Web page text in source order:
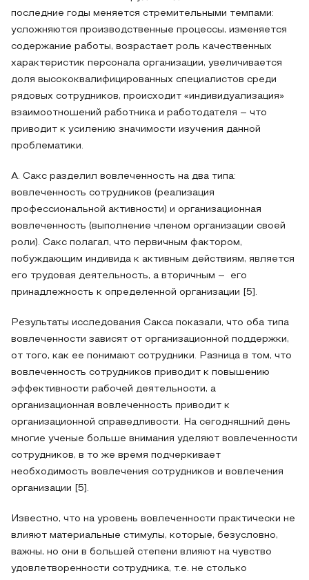
последние годы меняется стремительными темпами:
усложняются производственные процессы, изменяется
содержание работы, возрастает роль качественных
характеристик персонала организации, увеличивается
доля высококвалифицированных специалистов среди
рядовых сотрудников, происходит «индивидуализация»
взаимоотношений работника и работодателя – что
приводит к усилению значимости изучения данной
проблематики.
А. Сакс разделил вовлеченность на два типа:
вовлеченность сотрудников (реализация
профессиональной активности) и организационная
вовлеченность (выполнение членом организации своей
роли). Сакс полагал, что первичным фактором,
побуждающим индивида к активным действиям, является
его трудовая деятельность, а вторичным – его
принадлежность к определенной организации [5].
Результаты исследования Сакса показали, что оба типа
вовлеченности зависят от организационной поддержки,
от того, как ее понимают сотрудники. Разница в том, что
вовлеченность сотрудников приводит к повышению
эффективности рабочей деятельности, а
организационная вовлеченность приводит к
организационной справедливости. На сегодняшний день
многие ученые больше внимания уделяют вовлеченности
сотрудников, в то же время подчеркивает
необходимость вовлечения сотрудников и вовлечения
организации [5].
Известно, что на уровень вовлеченности практически не
влияют материальные стимулы, которые, безусловно,
важны, но они в большей степени влияют на чувство
удовлетворенности сотрудника, т.е. не столько